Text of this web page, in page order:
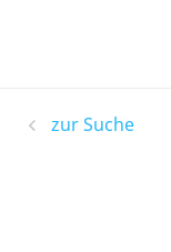
zur Suche